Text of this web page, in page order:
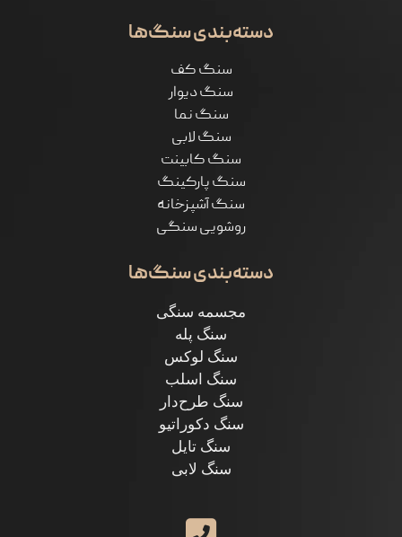
دسته‌بندی سنگ‌ها
سنگ کف
سنگ دیوار
سنگ نما
سنگ لابی
سنگ کابینت
سنگ پارکینگ
سنگ آشپزخانه
روشویی سنگی
دسته‌بندی سنگ‌ها
مجسمه سنگی
سنگ پله
سنگ لوکس
سنگ اسلب
سنگ طرح‌دار
سنگ دکوراتیو
سنگ تایل
سنگ لابی